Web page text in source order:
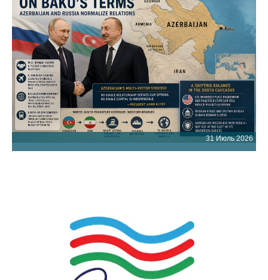
31 Июль 2026